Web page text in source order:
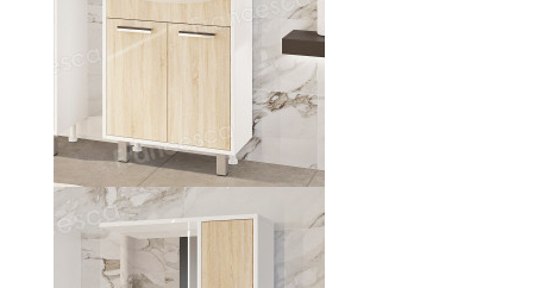
Тумба с раковиной Francesca Eco 60 дуб/
белый (2 дв. ум. Уют 60)
Цена: